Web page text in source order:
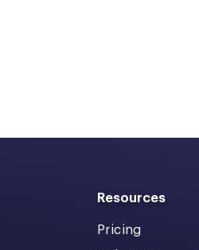
Resources
Pricing